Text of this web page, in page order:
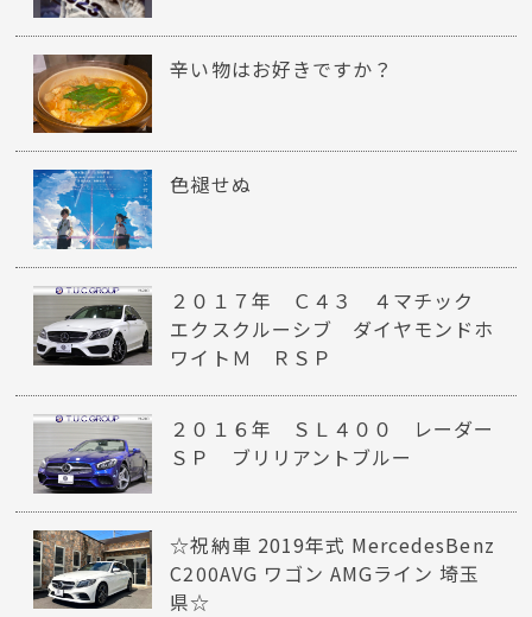
辛い物はお好きですか？
色褪せぬ
２０１７年 Ｃ４３ ４マチック
エクスクルーシブ ダイヤモンドホ
ワイトＭ ＲＳＰ
２０１６年 ＳＬ４００ レーダー
ＳＰ ブリリアントブルー
☆祝納車 2019年式 MercedesBenz
C200AVG ワゴン AMGライン 埼玉
県☆